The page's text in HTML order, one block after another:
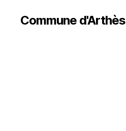
Commune d'Arthès